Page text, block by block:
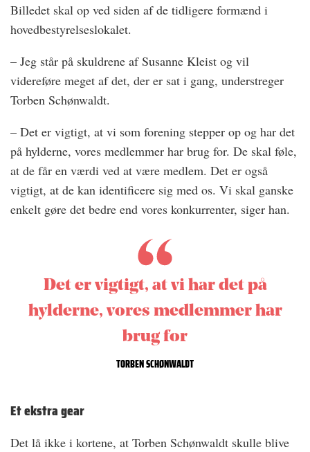
Billedet skal op ved siden af de tidligere formænd i
hovedbestyrelseslokalet.
– Jeg står på skuldrene af Susanne ­Kleist og vil
videreføre meget af det, der er sat i gang, understreger
Torben Schønwaldt.
– Det er vigtigt, at vi som forening stepper op og har det
på hylderne, vores medlemmer har brug for. De skal føle,
at de får en værdi ved at være medlem. Det er også
vigtigt, at de kan identificere sig med os. Vi skal ganske
enkelt gøre det bedre end vores konkurrenter, siger han.
Det er vigtigt, at vi har det på
hylderne, vores medlemmer har
brug for
TORBEN SCHØNWALDT
Et ekstra gear
Det lå ikke i kortene, at Torben Schønwaldt skulle blive